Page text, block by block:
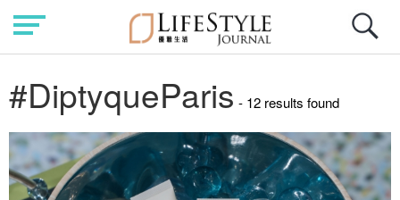
#DiptyqueParis - 12 results found